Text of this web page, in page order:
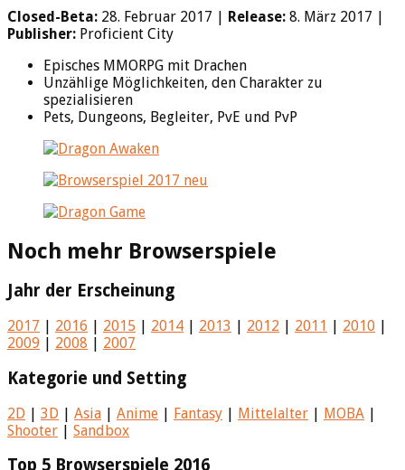
Closed-Beta: 28. Februar 2017 | Release: 8. März 2017 |
Publisher: Proficient City
Episches MMORPG mit Drachen
Unzählige Möglichkeiten, den Charakter zu
spezialisieren
Pets, Dungeons, Begleiter, PvE und PvP
Noch mehr Browserspiele
Jahr der Erscheinung
2017 2016 2015 2014 2013 2012 2011 2010
2009
2008 2007
Kategorie und Setting
2D | 3D | Asia | Anime | Fantasy | Mittelalter | MOBA |
Shooter | Sandbox
Top 5 Browserspiele 2016